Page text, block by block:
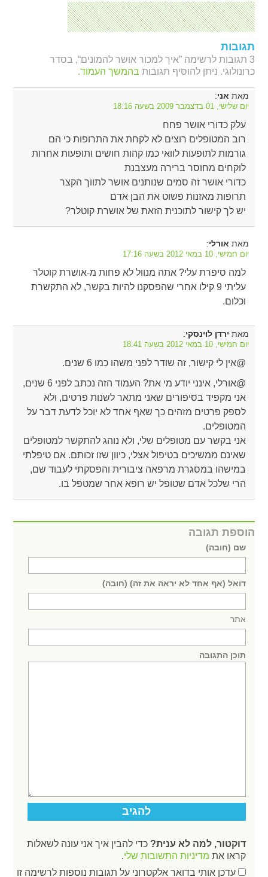
תגובות
3 תגובות לרשימה ”איך למכור אושר להמונים“, בסדר
כרונולוגי. ניתן להוסיף תגובות בהמשך העמוד.
מאת אני:
יום שלישי, 01 בדצמבר 2009 בשעה 18:16
עלק כדורי אושר פחח
רוב המטופלים רוצים לא לקחת את התרופות כי הם
גורמות לתופעות לוואי כמו קהות חושים ותופעות אחרות
לוקחים מחוסר ברירה מעצבנת
כדורי אושר זה סמים שנותנים אושר לתווך הקצר
תרופות מאזנות פשוט את הבן אדם
יש לך קישור לתוכנית הזאת של אושרת קוטלר?
מאת אורלי:
יום חמישי, 10 במאי 2012 בשעה 17:16
למה סיפרת עלי? אתה מנוול לא פחות מ-אושרת קוטלר
עליתי 9 קילו אחרי שהפסקנו להיות בקשר, לא התקשרת
וכלום.
מאת ירדן לוינסקי:
יום חמישי, 10 במאי 2012 בשעה 18:41
@אין לי קישור, זה שודר לפני משהו כמו 6 שנים.
@אורלי, אינני יודע מי את? העמוד הזה נכתב לפני 6 שנים,
אני מקפיד בסיפורים שאני מתאר לשנות פרטים, ולא
לספק פרטים מזהים כך שאף אחד לא יוכל לדעת דבר על
המטופלים.
אני בקשר עם מטופלים שלי, ולא נוהג להתקשר למטופלים
שאינם ממשיכים בטיפול אצלי, כיוון שזו זכותם. אם טיפלתי
במישהו במסגרת מרפאה ציבורית והפסקתי לעבוד שם,
הרי שלכל אדם שטופל יש רופא אחר שמטפל בו.
הוספת תגובה
שם (חובה)
דואל (אף אחד לא יראה את זה) (חובה)
אתר
תוכן התגובה
דוקטור, למה לא ענית? כדי להבין איך אני עונה לשאלות
קראו את מדיניות התשובות שלי.
עדכן אותי בדואר אלקטרוני על תגובות נוספות לרשימה זו